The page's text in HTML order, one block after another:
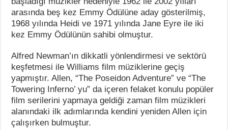
arasında beş kez Emmy Ödülüne aday gösterilmiş,
1968 yılında Heidi ve 1971 yılında Jane Eyre ile iki
kez Emmy Ödülünün sahibi olmuştur.
Alfred Newman’ın dikkatli yönlendirmesi ve sektörü
keşfetmesi ile Williams film müziklerine geçiş
yapmıştır. Allen, “The Poseidon Adventure” ve “The
Towering Inferno’ yu” da içeren felaket konulu popüler
film serilerini yapmaya geldiği zaman film müzikleri
alanındaki ilk adımlarında kendini yeniden Allen için
çalışırken bulmuştur.